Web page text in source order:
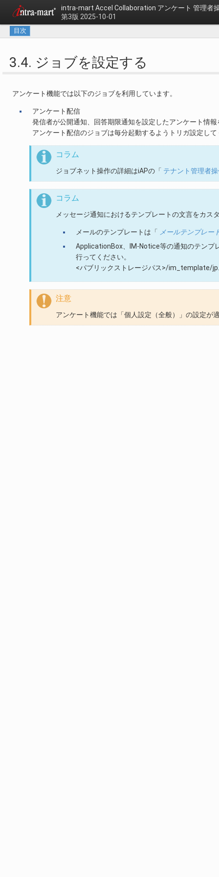
intra-mart Accel Collaboration アンケート 管理者
第3版 2025-10-01
目次
3.4. ジョブを設定する
アンケート機能では以下のジョブを利用しています。
アンケート配信
発信者が公開通知、回答期限通知を設定したアンケート情
アンケート配信のジョブは毎分起動するようトリガ設定して
コラム
ジョブネット操作の詳細はiAPの「 テナント管理者
コラム
メッセージ通知におけるテンプレートの文言をカ
メールのテンプレートは「 メールテンプレー
ApplicationBox、IM-Notice等の通知のテンプ
行ってください。
<パブリックストレージパス>/im_template/
注意
アンケート機能では「個人設定（全般）」の設定が